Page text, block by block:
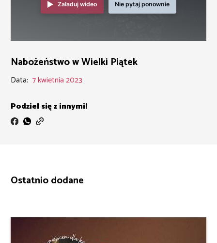
Załaduj wideo Nie pytaj ponownie
Nabożeństwo w Wielki Piątek
Data: 7 kwietnia 2023
Podziel się z innymi!
Ostatnio dodane